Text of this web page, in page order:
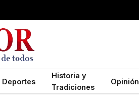
Deportes
Historia y
Tradiciones
Opinión